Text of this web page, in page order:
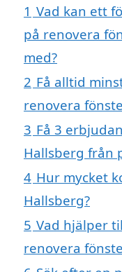
1 Vad kan ett
på renovera
med?
2 Få alltid
renovera
3 Få 3
Hallsberg från
4 Hur mycket
Hallsberg?
5 Vad hjälper
renovera